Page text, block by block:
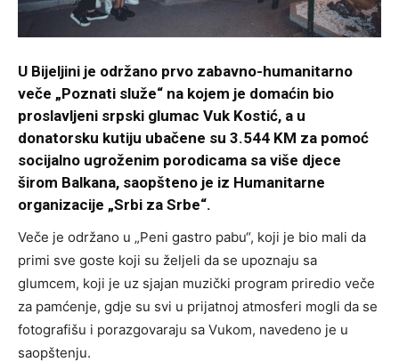
U Bijeljini je održano prvo zabavno-humanitarno
veče „Poznati služe“ na kojem je domaćin bio
proslavljeni srpski glumac Vuk Kostić, a u
donatorsku kutiju ubačene su 3.544 KM za pomoć
socijalno ugroženim porodicama sa više djece
širom Balkana, saopšteno je iz Humanitarne
organizacije „Srbi za Srbe“.
Veče je održano u „Peni gastro pabu“, koji je bio mali da
primi sve goste koji su željeli da se upoznaju sa
glumcem, koji je uz sjajan muzički program priredio veče
za pamćenje, gdje su svi u prijatnoj atmosferi mogli da se
fotografišu i porazgovaraju sa Vukom, navedeno je u
saopštenju.